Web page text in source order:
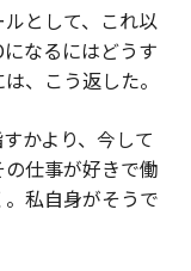
として、これ以
なるにはどうす
、こう返した。
かより、今して
仕事が好きで働
私自身がそうで